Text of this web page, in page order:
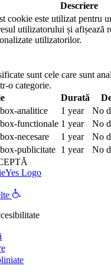
Descriere
cookie este utilizat pentru
utilizatorului și afișează
utilizatorilor.
sunt cele care sunt
o categorie.
Durată
analitice
1 year
No
functionale 1 year
No
necesare
1 year
No
publicitate 1 year
No